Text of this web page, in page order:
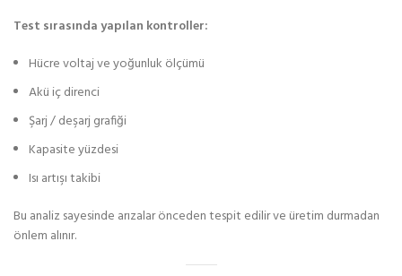
Test sırasında yapılan kontroller:
Hücre voltaj ve yoğunluk ölçümü
Akü iç direnci
Şarj / deşarj grafiği
Kapasite yüzdesi
Isı artışı takibi
Bu analiz sayesinde arızalar önceden tespit edilir ve üretim durmadan
önlem alınır.